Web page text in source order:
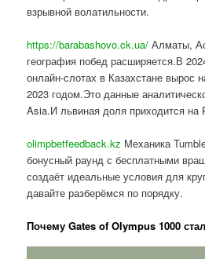
взрывной волатильности.
https://barabashovo.ck.ua/ Алматы,
география побед расширяется.В
онлайн-слотах в Казахстане вырос
2023 годом.Это данные
Asia.И львиная доля приходится на
olimpbetfeedback.kz Механика
бонусный раунд с бесплатными
создаёт идеальные условия для
давайте разберёмся по порядку.
Почему Gates of Olympus 1000